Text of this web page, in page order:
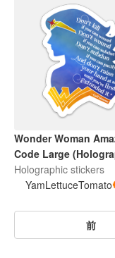
Wonder Woman
Code Large
Sticker
Holographic stickers
YamLettuceTomato
前